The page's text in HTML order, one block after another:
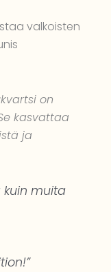
valkoisten
on
kasvattaa
ja
kuin muita